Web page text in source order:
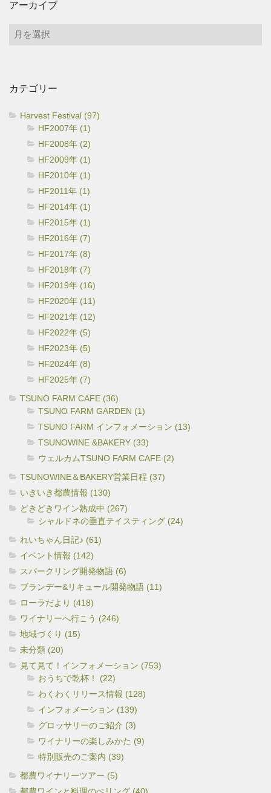
アーカイブ
ア
ブ
カテゴリー
Harvest Festival (97)
HF2007年 (1)
HF2008年 (2)
HF2009年 (1)
HF2010年 (1)
HF2011年 (1)
HF2014年 (1)
HF2015年 (1)
HF2016年 (7)
HF2017年 (8)
HF2018年 (7)
HF2019年 (16)
HF2020年 (11)
HF2021年 (12)
HF2022年 (5)
HF2023年 (5)
HF2024年 (8)
HF2025年 (7)
TSUNO FARM CAFE (36)
TSUNO FARM GARDEN (1)
TSUNO FARM インフォメーション (13)
TSUNOWINE &BAKERY (33)
ウェルカムTSUNO FARM CAFE (2)
TSUNOWINE＆BAKERY営業日程 (37)
いきいき都農情報 (130)
どきどきワイン熟成中 (267)
シャルドネの垂直テイスティング (24)
れいちゃん日記♪ (61)
イベント情報 (142)
スパークリング開発物語 (6)
ブランデー&リキュール開発物語 (11)
ローラだより (418)
ワイナリーへ行こう (246)
地域づくり (15)
未分類 (20)
見て見て！インフォメーション (753)
おうちで乾杯！ (22)
わくわくリリース情報 (128)
インフォメーション (139)
グロッサリーのご紹介 (3)
ワイナリーの楽しみかた (9)
特別販売のご案内 (39)
都農ワイナリーツアー (5)
都農ワインと料理のぺリング (40)